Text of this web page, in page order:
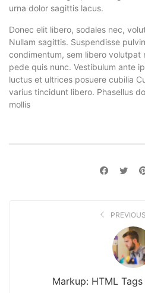
urna dolor sagittis lacus.
Donec elit libero, sodales nec,
Nullam sagittis. Suspendisse
condimentum, sem libero volutpat
pede quis nunc. Vestibulum ante
luctus et ultrices posuere cubilia
varius tincidunt libero. Phasellus
mollis
Markup: HTML